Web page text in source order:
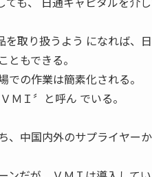
取り扱うよう になれば、
もできる。
の作業は簡素化される。
ＭＩ〞と呼ん でいる。
、中国内外のサプライヤー